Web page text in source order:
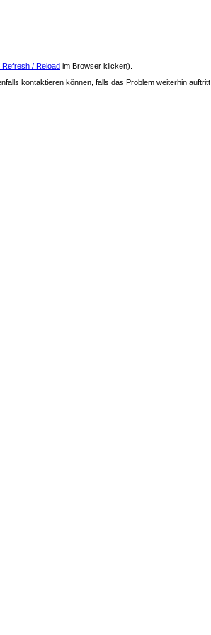
Refresh / Reload im Browser klicken).
kontaktieren können, falls das Problem weiterhin auftritt.